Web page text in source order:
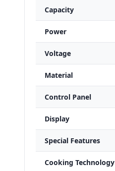
Capacity
Power
Voltage
Material
Control Panel
Display
Special Features
Cooking Technology